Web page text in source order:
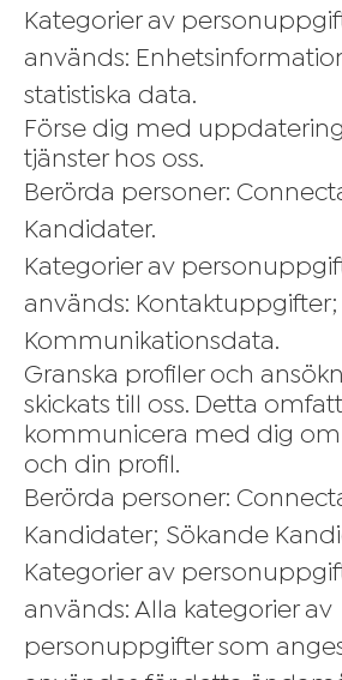
Kategorier av
används:
statistiska data.
Förse dig med
tjänster hos oss.
Berörda personer:
Kandidater.
Kategorier av
används: Kontaktuppgifter;
Kommunikationsdata.
Granska profiler och
skickats till oss. Detta
kommunicera med dig om
och din profil.
Berörda personer:
Kandidater; Sökande
Kategorier av
används: Alla kategorier av
personuppgifter som